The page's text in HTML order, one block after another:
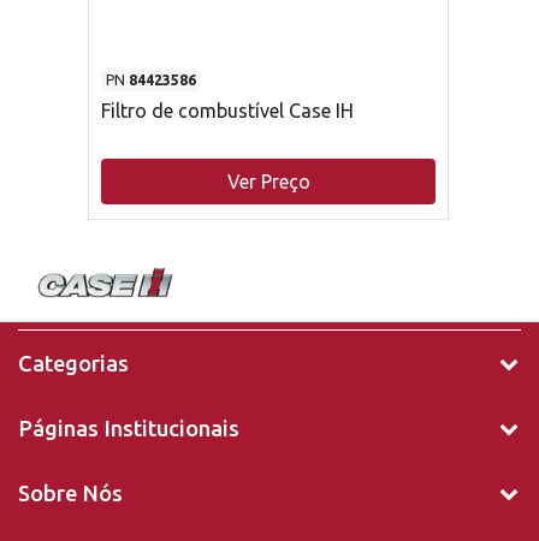
PN 84423586
Filtro de combustível Case IH
Ver Preço
Categorias
Páginas Institucionais
Sobre Nós